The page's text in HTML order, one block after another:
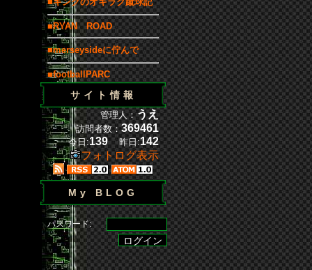
■RYAN ROAD
■merseysideに佇んで
■footballPARC
サイト情報
管理人：うえ
訪問者数：369461
今日:139 昨日:142
フォトログ表示
My BLOG
パスワード: